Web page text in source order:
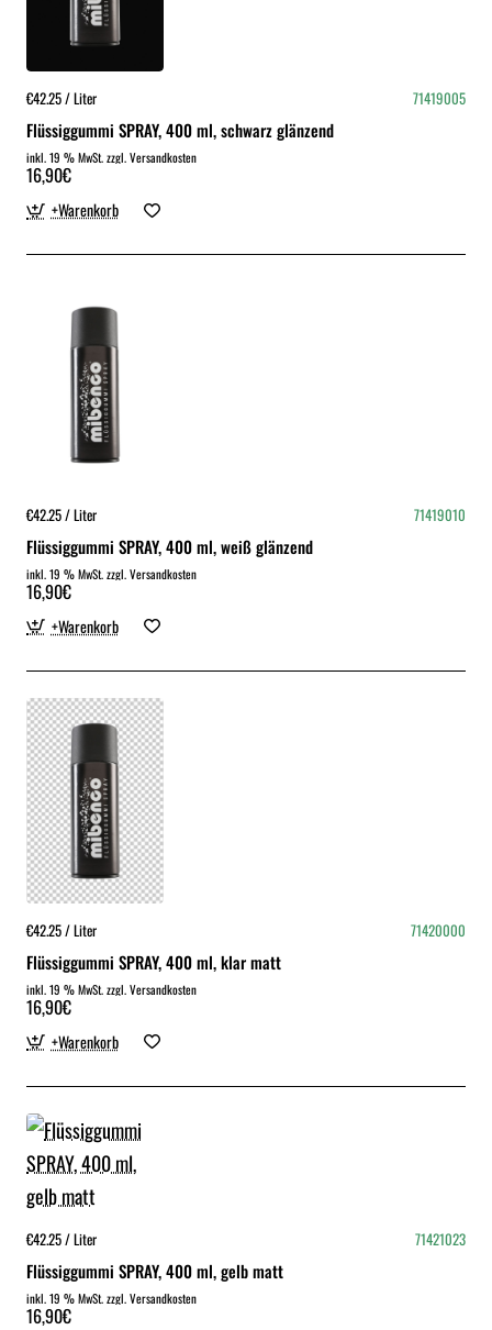
€42.25 / Liter 71419005
Flüssiggummi SPRAY, 400 ml, schwarz glänzend
inkl. 19 % MwSt. zzgl. Versandkosten
16,90€
+Warenkorb
€42.25 / Liter 71419010
Flüssiggummi SPRAY, 400 ml, weiß glänzend
inkl. 19 % MwSt. zzgl. Versandkosten
16,90€
+Warenkorb
€42.25 / Liter 71420000
Flüssiggummi SPRAY, 400 ml, klar matt
inkl. 19 % MwSt. zzgl. Versandkosten
16,90€
+Warenkorb
€42.25 / Liter 71421023
Flüssiggummi SPRAY, 400 ml, gelb matt
inkl. 19 % MwSt. zzgl. Versandkosten
16,90€